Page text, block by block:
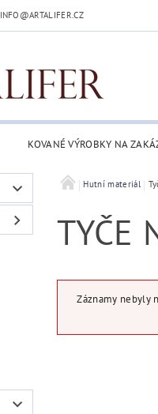
INFO@ARTALIFER.CZ
KOVANÉ VÝROBKY NA
Hutní materiál
TYČE
Záznamy nebyly